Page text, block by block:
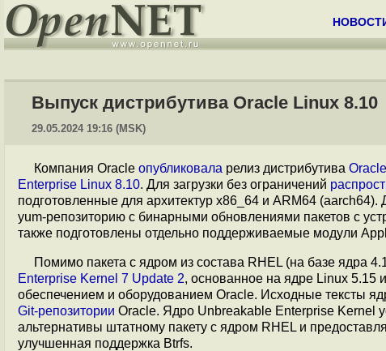
Выпуск дистрибутива Oracle Linux 8.10
29.05.2024 19:16 (MSK)
Компания Oracle опубликовала релиз дистрибутива
Enterprise Linux 8.10. Для загрузки без ограничений
подготовленные для архитектур x86_64 и ARM64 (aarch64).
yum-репозиторию с бинарными обновлениями пакетов с
также подготовлены отдельно поддерживаемые модули
Помимо пакета с ядром из состава RHEL (на базе ядра
Enterprise Kernel 7 Update 2, основанное на ядре Linux
обеспечением и оборудованием Oracle. Исходные тексты
Git-репозитории Oracle. Ядро Unbreakable Enterprise Kernel
альтернативы штатному пакету с ядром RHEL и
улучшенная поддержка Btrfs.